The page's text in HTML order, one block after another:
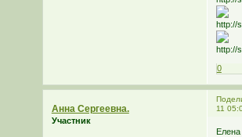
0
11
Анна Сергеевна.
Участник
Елена